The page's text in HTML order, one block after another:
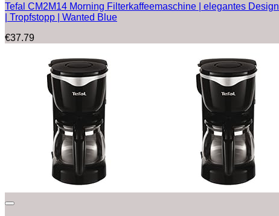
Tefal CM2M14 Morning Filterkaffeemaschine | elegantes
| Tropfstopp | Wanted Blue
€37.79